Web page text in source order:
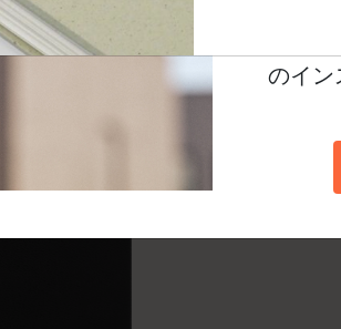
パッションジャーナル
スチューデントカイエジャーナル
マンスリープランナー
ライフプランナー・コレクション
サクラコレクション
馬年コレクション
趣味を愛する方へのギフト
のイ